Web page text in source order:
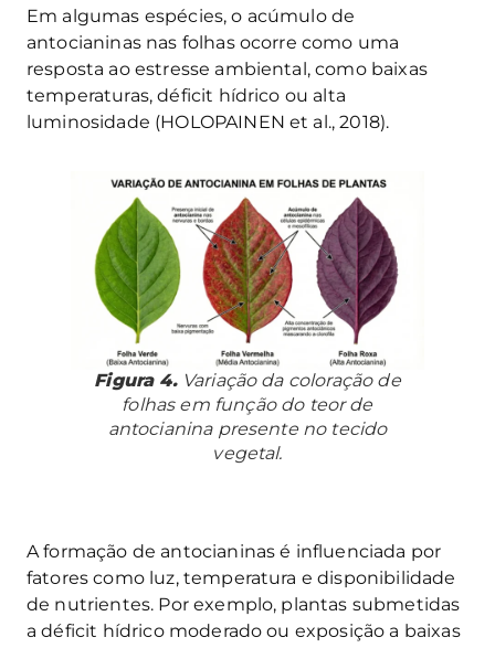
Em algumas espécies, o acúmulo de
antocianinas nas folhas ocorre como uma
resposta ao estresse ambiental, como baixas
temperaturas, déficit hídrico ou alta
luminosidade (HOLOPAINEN et al., 2018).
Figura 4.Variação da coloração de
folhas em função do teor de
antocianina presente no tecido
vegetal.
A formação de antocianinas é influenciada por
fatores como luz, temperatura e disponibilidade
de nutrientes. Por exemplo, plantas submetidas
a déficit hídrico moderado ou exposição a baixas